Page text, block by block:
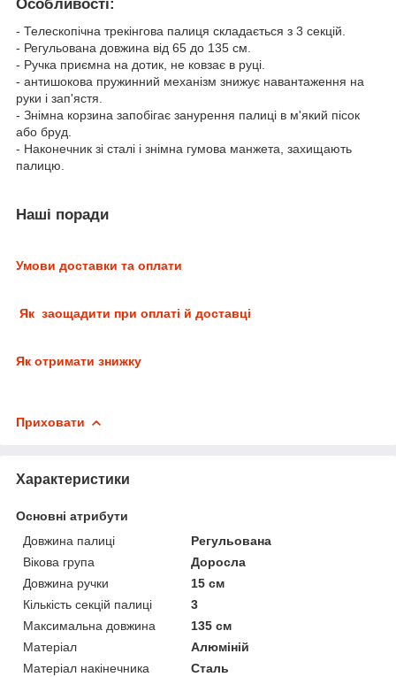
Особливості:
- Телескопічна трекінгова палиця складається з 3 секцій.
- Регульована довжина від 65 до 135 см.
- Ручка приємна на дотик, не ковзає в руці.
- антишокова пружинний механізм знижує навантаження на
руки і зап'ястя.
- Знімна корзина запобігає занурення палиці в м'який пісок
або бруд.
- Наконечник зі сталі і знімна гумова манжета, захищають
палицю.
Наші поради
Умови доставки та оплати
Як заощадити при оплаті й доставці
Як отримати знижку
Приховати
Характеристики
Основні атрибути
Довжина палиці
Регульована
Вікова група
Доросла
Довжина ручки
15 см
Кількість секцій палиці
3
Максимальна довжина
135 см
Матеріал
Алюміній
Матеріал накінечника
Сталь